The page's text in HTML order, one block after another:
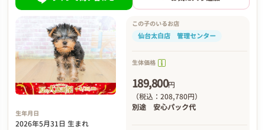
生年月日
2026年5月31日 生まれ
この子のいるお店
仙台太白店 管理センター
生体価格
189,800円
（税込：208,780円）
別途 安心パック代